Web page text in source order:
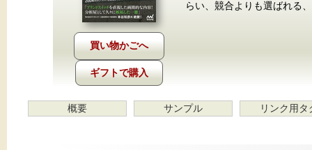
ギフトで購入
らい、競合よりも選ばれる
概要 サンプル リンク用タ